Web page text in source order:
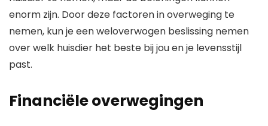
enorm zijn. Door deze factoren in overweging te
nemen, kun je een weloverwogen beslissing nemen
over welk huisdier het beste bij jou en je levensstijl
past.
Financiële overwegingen